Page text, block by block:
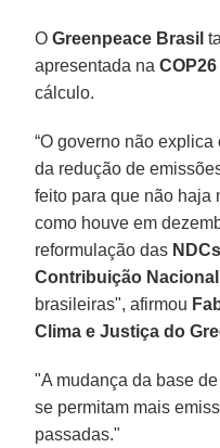
OGreenpeace Brasil
apresentada naCOP26
cálculo.
“O governo não
da redução de
feito para que não haja
como houve em
reformulação das NDCs
Contribuição
brasileiras", afirmou
Clima e Justiça do
"A mudança da base
se permitam mais
passadas."